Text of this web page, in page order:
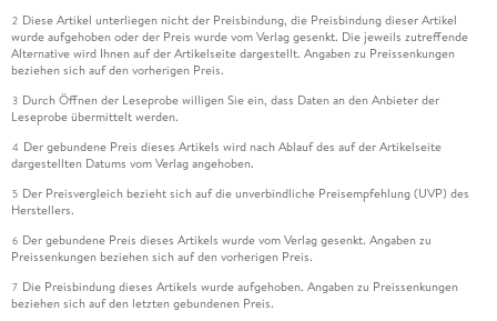
2 Diese Artikel unterliegen nicht der Preisbindung, die Preisbindung dieser Artikel
wurde aufgehoben oder der Preis wurde vom Verlag gesenkt. Die jeweils zutreffende
Alternative wird Ihnen auf der Artikelseite dargestellt. Angaben zu Preissenkungen
beziehen sich auf den vorherigen Preis.
3 Durch Öffnen der Leseprobe willigen Sie ein, dass Daten an den Anbieter der
Leseprobe übermittelt werden.
4 Der gebundene Preis dieses Artikels wird nach Ablauf des auf der Artikelseite
dargestellten Datums vom Verlag angehoben.
5 Der Preisvergleich bezieht sich auf die unverbindliche Preisempfehlung (UVP) des
Herstellers.
6 Der gebundene Preis dieses Artikels wurde vom Verlag gesenkt. Angaben zu
Preissenkungen beziehen sich auf den vorherigen Preis.
7 Die Preisbindung dieses Artikels wurde aufgehoben. Angaben zu Preissenkungen
beziehen sich auf den letzten gebundenen Preis.